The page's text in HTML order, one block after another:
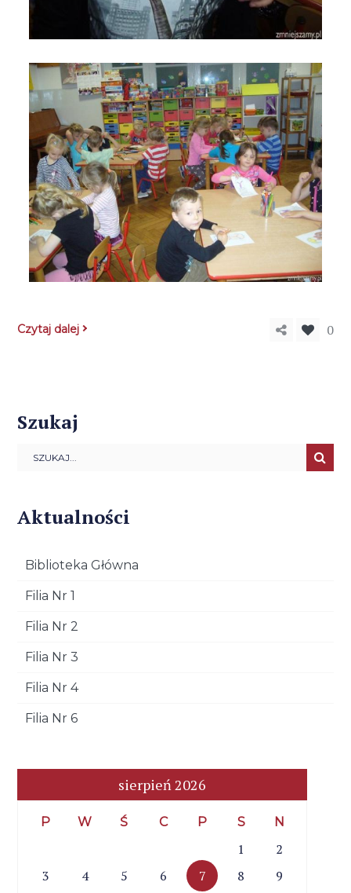
Czytaj dalej 0
Szukaj
Aktualności
Biblioteka Główna
Filia Nr 1
Filia Nr 2
Filia Nr 3
Filia Nr 4
Filia Nr 6
sierpień 2026
P W Ś C P S N
1
2
3
4 5 6 7 8
9